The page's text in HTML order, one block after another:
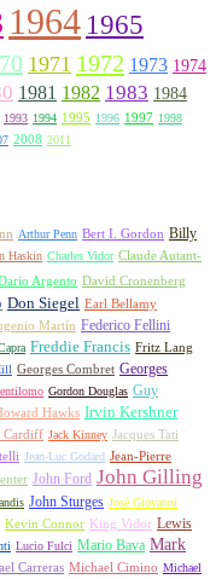
1964 1965
1971 1972 1973 1974
1981 1982 1983 1984
1993 1994 1995 1996 1997 1998
2008 2011
Arthur Penn Bert I. Gordon Billy
Haskin Charles Vidor Claude Autant-
Argento David Cronenberg
Don Siegel Earl Bellamy
Martín Federico Fellini
Freddie Francis Fritz Lang
Georges Combret Georges
Gordon Douglas Guy
Hawks Irvin Kershner
Cardiff Jack Kinney Jacques Tati
Jean-Luc Godard Jean-Pierre
John Ford John Gilling
John Sturges José Giovanni
Kevin Connor King Vidor Lewis
Lucio Fulci Mario Bava Mark
Carreras Michael Cimino Michael